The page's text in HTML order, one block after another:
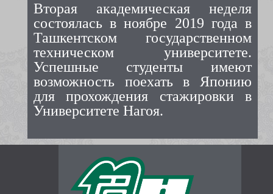
Вторая академическая неделя
состоялась в ноябре 2019 года в
Ташкентском государственном
техническом университете.
Успешные студенты имеют
возможность поехать в Японию
для прохождения стажировки в
Университете Нагоя.